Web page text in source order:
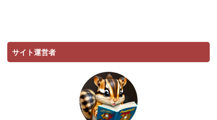
サイト運営者